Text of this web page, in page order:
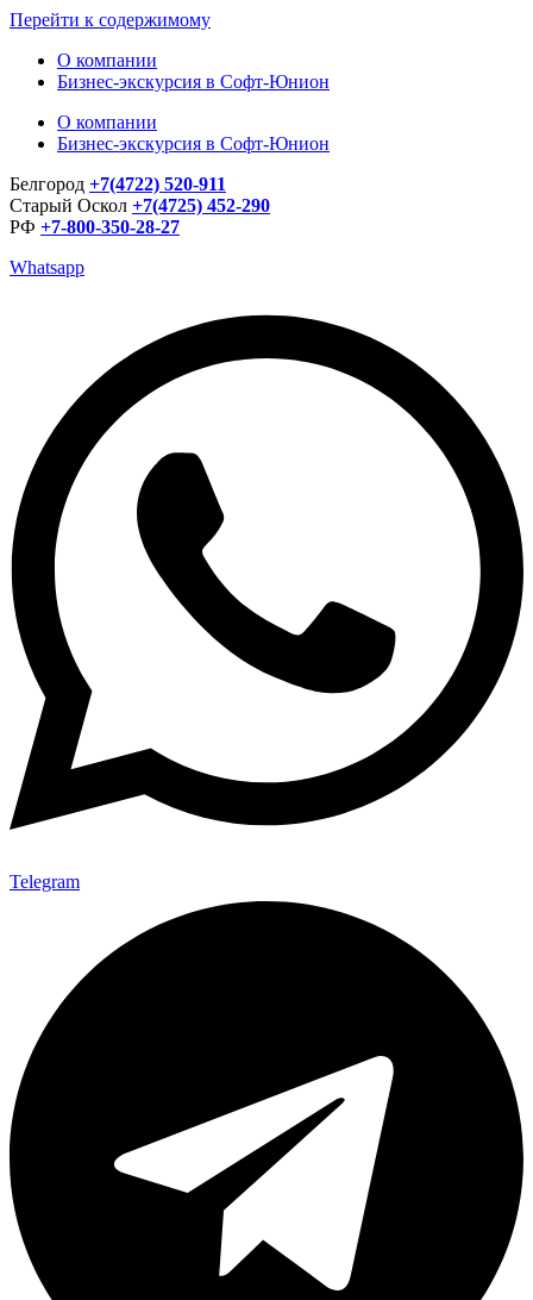
Перейти к содержимому
О компании
Бизнес-экскурсия в Софт-Юнион
О компании
Бизнес-экскурсия в Софт-Юнион
Белгород +7(4722) 520-911
Старый Оскол +7(4725) 452-290
РФ +7-800-350-28-27
Whatsapp
Telegram